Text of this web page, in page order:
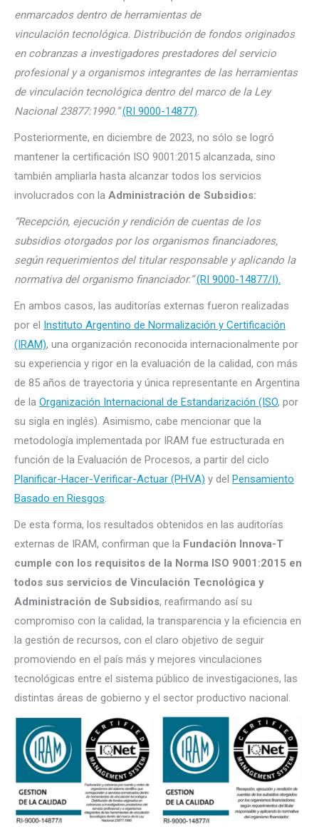
enmarcados dentro de herramientas de
vinculación tecnológica. Distribución de fondos originados
en cobranzas a investigadores prestadores del servicio
profesional y a organismos integrantes de las herramientas
de vinculación tecnológica dentro del marco de la Ley
Nacional 23877:1990.”(RI 9000-14877).
Posteriormente, en diciembre de 2023, no sólo se logró
mantener la certificación ISO 9001:2015 alcanzada, sino
también ampliarla hasta alcanzar todos los servicios
involucrados con la Administración de Subsidios:
“Recepción, ejecución y rendición de cuentas de los
subsidios otorgados por los organismos financiadores,
según requerimientos del titular responsable y aplicando la
normativa del organismo financiador.”(RI 9000-14877/I).
En ambos casos, las auditorías externas fueron realizadas
por el Instituto Argentino de Normalización y Certificación
(IRAM), una organización reconocida internacionalmente por
su experiencia y rigor en la evaluación de la calidad, con más
de 85 años de trayectoria y única representante en Argentina
de la Organización Internacional de Estandarización (ISO, por
su sigla en inglés). Asimismo, cabe mencionar que la
metodología implementada por IRAM fue estructurada en
función de la Evaluación de Procesos, a partir del ciclo
Planificar-Hacer-Verificar-Actuar (PHVA) y del Pensamiento
Basado en Riesgos.
De esta forma, los resultados obtenidos en las auditorías
externas de IRAM, confirman que la Fundación Innova-T
cumple con los requisitos de la Norma ISO 9001:2015 en
todos sus servicios de Vinculación Tecnológica y
Administración de Subsidios, reafirmando así su
compromiso con la calidad, la transparencia y la eficiencia en
la gestión de recursos, con el claro objetivo de seguir
promoviendo en el país más y mejores vinculaciones
tecnológicas entre el sistema público de investigaciones, las
distintas áreas de gobierno y el sector productivo nacional.